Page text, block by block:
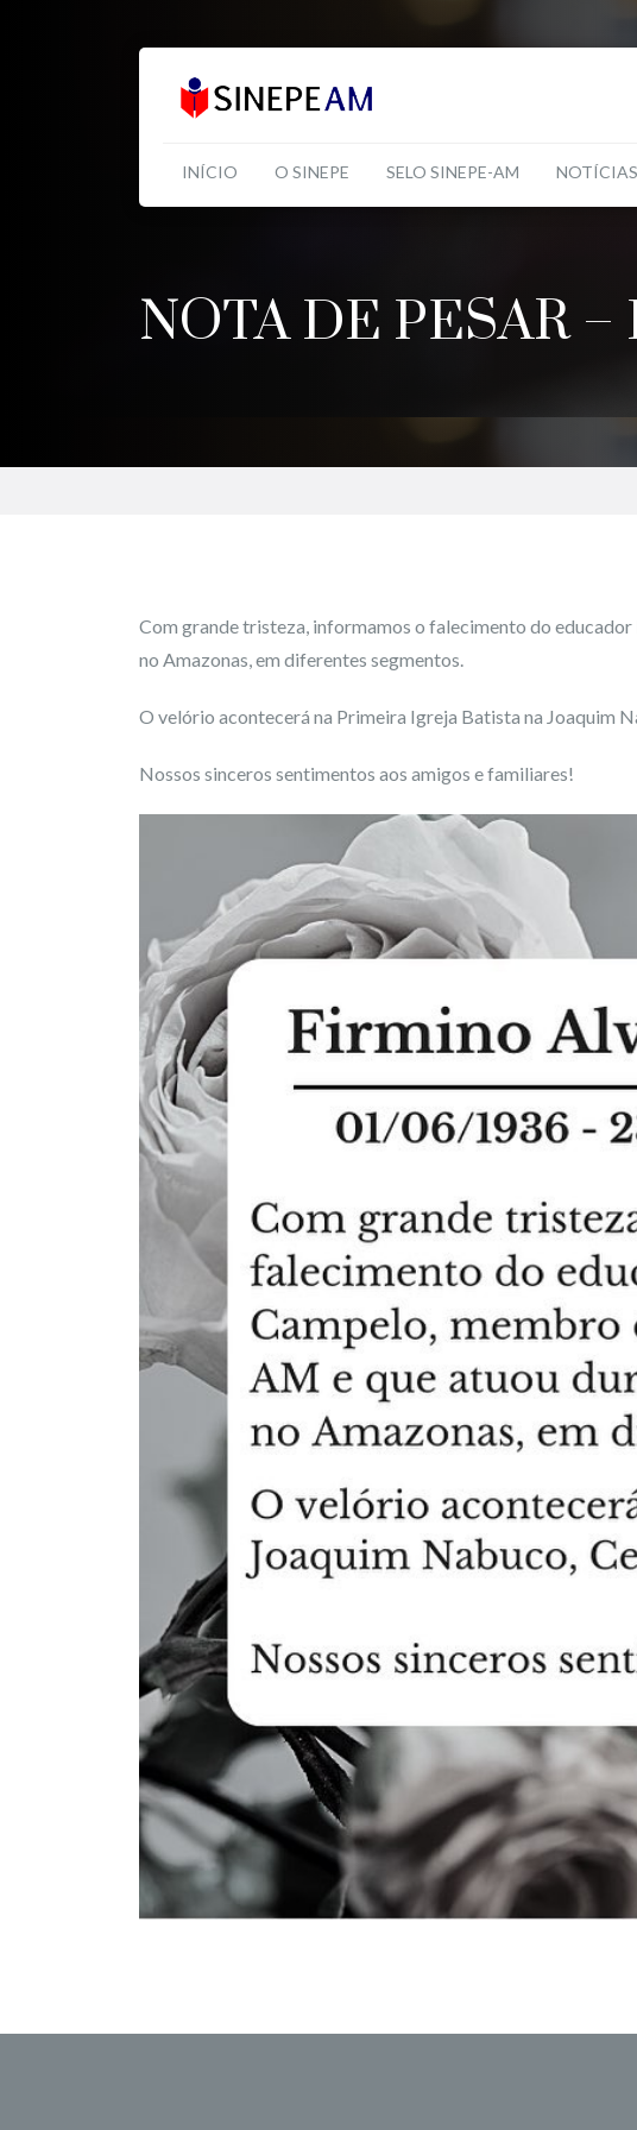
INÍCIO O SINEPE SELO SINEPE-AM NOTÍCIAS
NOTA DE PESAR
Com grande tristeza, informamos o falecimento do
no Amazonas, em diferentes segmentos.
O velório acontecerá na Primeira Igreja Batista na Joaquim
Nossos sinceros sentimentos aos amigos e familiares!